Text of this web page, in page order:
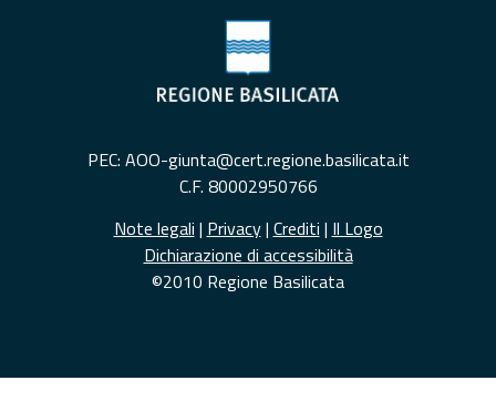
PEC: AOO-giunta@cert.regione.basilicata.it
C.F. 80002950766
Note legali | Privacy| Crediti | Il Logo
Dichiarazione di accessibilità
©2010 Regione Basilicata